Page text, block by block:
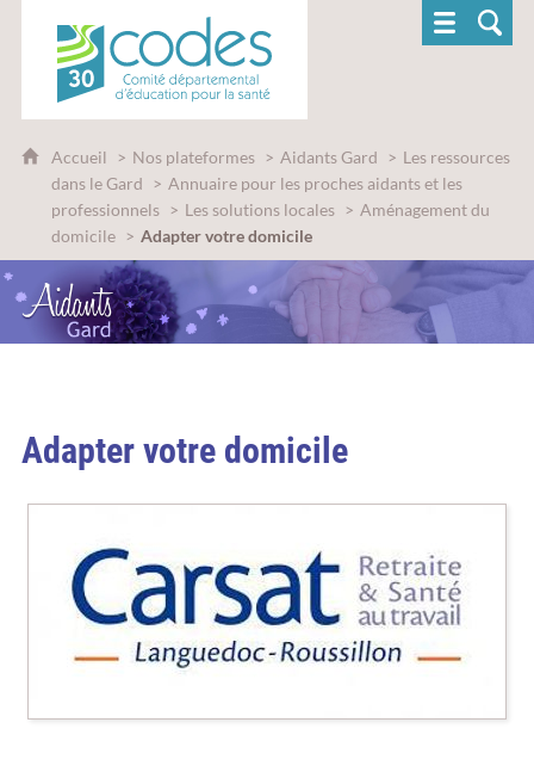
CoDES 30 - Comité départemental
Accueil Nos plateformes Aidants Gard
Les ressources
dans le Gard
Annuaire pour les proches aidants et les
professionnels
Les solutions locales
Aménagement du
domicile
Adapter votre domicile
Adapter votre domicile